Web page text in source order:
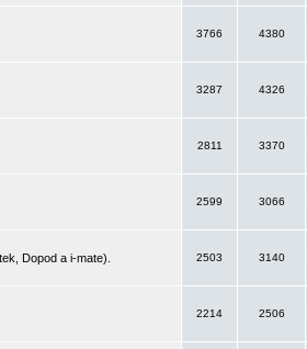
3766 4380
3287 4326
2811 3370
2599 3066
Dopod a i-mate).
2503 3140
2214 2506